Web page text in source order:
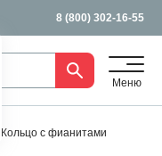
8 (800) 302-16-55
Меню
Кольцо с фианитами